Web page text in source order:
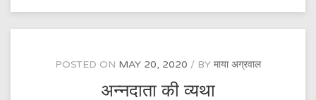
POSTED ON MAY 20, 2020 BY माया अग्रवाल
अन्नदाता की व्यथा